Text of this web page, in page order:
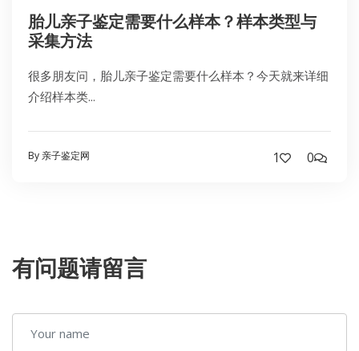
胎儿亲子鉴定需要什么样本？样本类型与
采集方法
很多朋友问，胎儿亲子鉴定需要什么样本？今天就来详细
介绍样本类...
By 亲子鉴定网 1 0
有问题请留言